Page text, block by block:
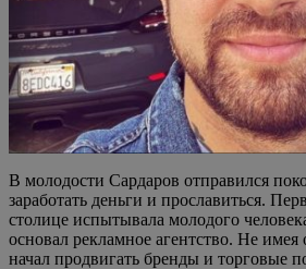
В молодости Сардаров отправился
заработать деньги и прославиться.
столице испытывала молодого
основал рекламное агентство. Не имея
начал продвигать бренды и торговые